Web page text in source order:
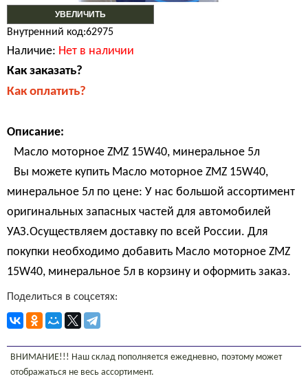
УВЕЛИЧИТЬ
Внутренний код:62975
Наличие: Нет в наличии
Как заказать?
Как оплатить?
Описание:
Масло моторное ZMZ 15W40, минеральное 5л
Вы можете купить Масло моторное ZMZ 15W40,
минеральное 5л по цене: У нас большой ассортимент
оригинальных запасных частей для автомобилей
УАЗ.Осуществляем доставку по всей России. Для
покупки необходимо добавить Масло моторное ZMZ
15W40, минеральное 5л в корзину и оформить заказ.
Поделиться в соцсетях:
ВНИМАНИЕ!!! Наш склад пополняется ежедневно, поэтому может
отображаться не весь ассортимент.